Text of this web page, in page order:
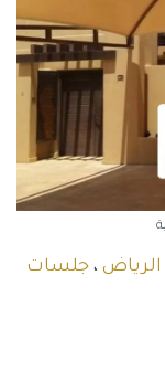
، جلسات